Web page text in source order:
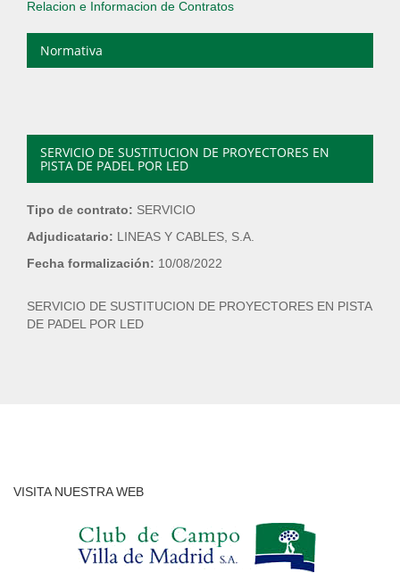
Relacion e Informacion de Contratos
Normativa
SERVICIO DE SUSTITUCION DE PROYECTORES EN
PISTA DE PADEL POR LED
Tipo de contrato: SERVICIO
Adjudicatario: LINEAS Y CABLES, S.A.
Fecha formalización: 10/08/2022
SERVICIO DE SUSTITUCION DE PROYECTORES EN PISTA
DE PADEL POR LED
VISITA NUESTRA WEB